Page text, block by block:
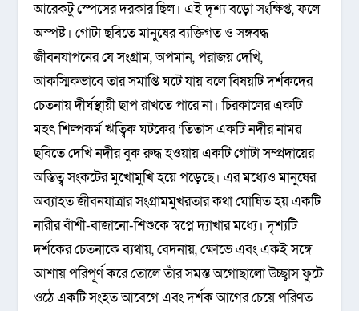
আরেকটু স্পেসের দরকার ছিল। এই দৃশ্য বড়ো সংক্ষিপ্ত, ফলে
অস্পষ্ট। গোটা ছবিতে মানুষের ব্যক্তিগত ও সঙ্গবদ্ধ
জীবনযাপনের যে সংগ্রাম, অপমান, পরাজয় দেখি,
আকস্মিকভাবে তার সমাপ্তি ঘটে যায় বলে বিষয়টি দর্শকদের
চেতনায় দীর্ঘস্থায়ী ছাপ রাখতে পারে না। চিরকালের একটি
মহৎ শিল্পকর্ম ঋত্বিক ঘটকের ‘তিতাস একটি নদীর নামৱ
ছবিতে দেখি নদীর বুক রুদ্ধ হওয়ায় একটি গোটা সম্প্রদায়ের
অস্তিত্ব সংকটের মুখোমুখি হয়ে পড়েছে। এর মধ্যেও মানুষের
অব্যাহত জীবনযাত্রার সংগ্রামমুখরতার কথা ঘোষিত হয় একটি
নারীর বাঁশী-বাজানো-শিশুকে স্বপ্নে দ্যাখার মধ্যে। দৃশ্যটি
দর্শকের চেতনাকে ব্যথায়, বেদনায়, ক্ষোভে এবং একই সঙ্গে
আশায় পরিপূর্ণ করে তোলে তাঁর সমস্ত অগোছালো উচ্ছ্বাস ফুটে
ওঠে একটি সংহত আবেগে এবং দর্শক আগের চেয়ে পরিণত